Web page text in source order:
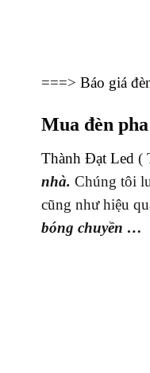
===> Báo giá
Mua đèn
Thành Đạt Led (
nhà. Chúng tôi
cũng như hiệu
bóng chuyền …